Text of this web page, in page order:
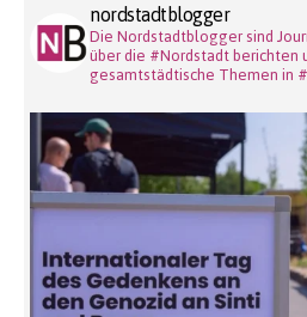
nordstadtblogger
Die Nordstadtblogger sind
über die #Nordstadt berichten
gesamtstädtische Themen in